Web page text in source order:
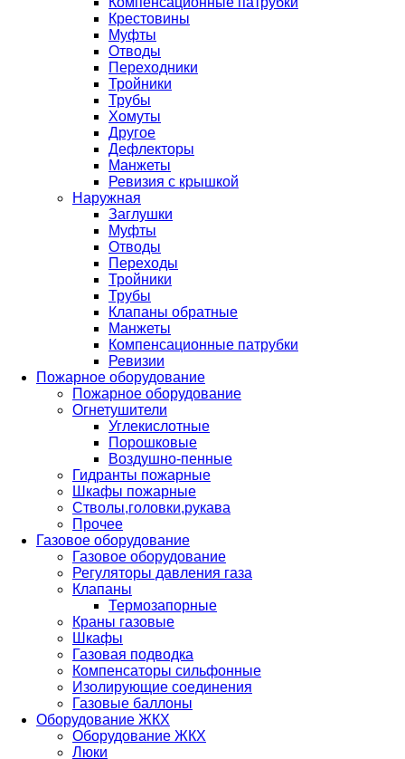
Крестовины
Муфты
Отводы
Переходники
Тройники
Трубы
Хомуты
Другое
Дефлекторы
Манжеты
Ревизия с крышкой
Наружная
Заглушки
Муфты
Отводы
Переходы
Тройники
Трубы
Клапаны обратные
Манжеты
Компенсационные патрубки
Ревизии
Пожарное оборудование
Пожарное оборудование
Огнетушители
Углекислотные
Порошковые
Воздушно-пенные
Гидранты пожарные
Шкафы пожарные
Стволы,головки,рукава
Прочее
Газовое оборудование
Газовое оборудование
Регуляторы давления газа
Клапаны
Термозапорные
Краны газовые
Шкафы
Газовая подводка
Компенсаторы сильфонные
Изолирующие соединения
Газовые баллоны
Оборудование ЖКХ
Оборудование ЖКХ
Люки